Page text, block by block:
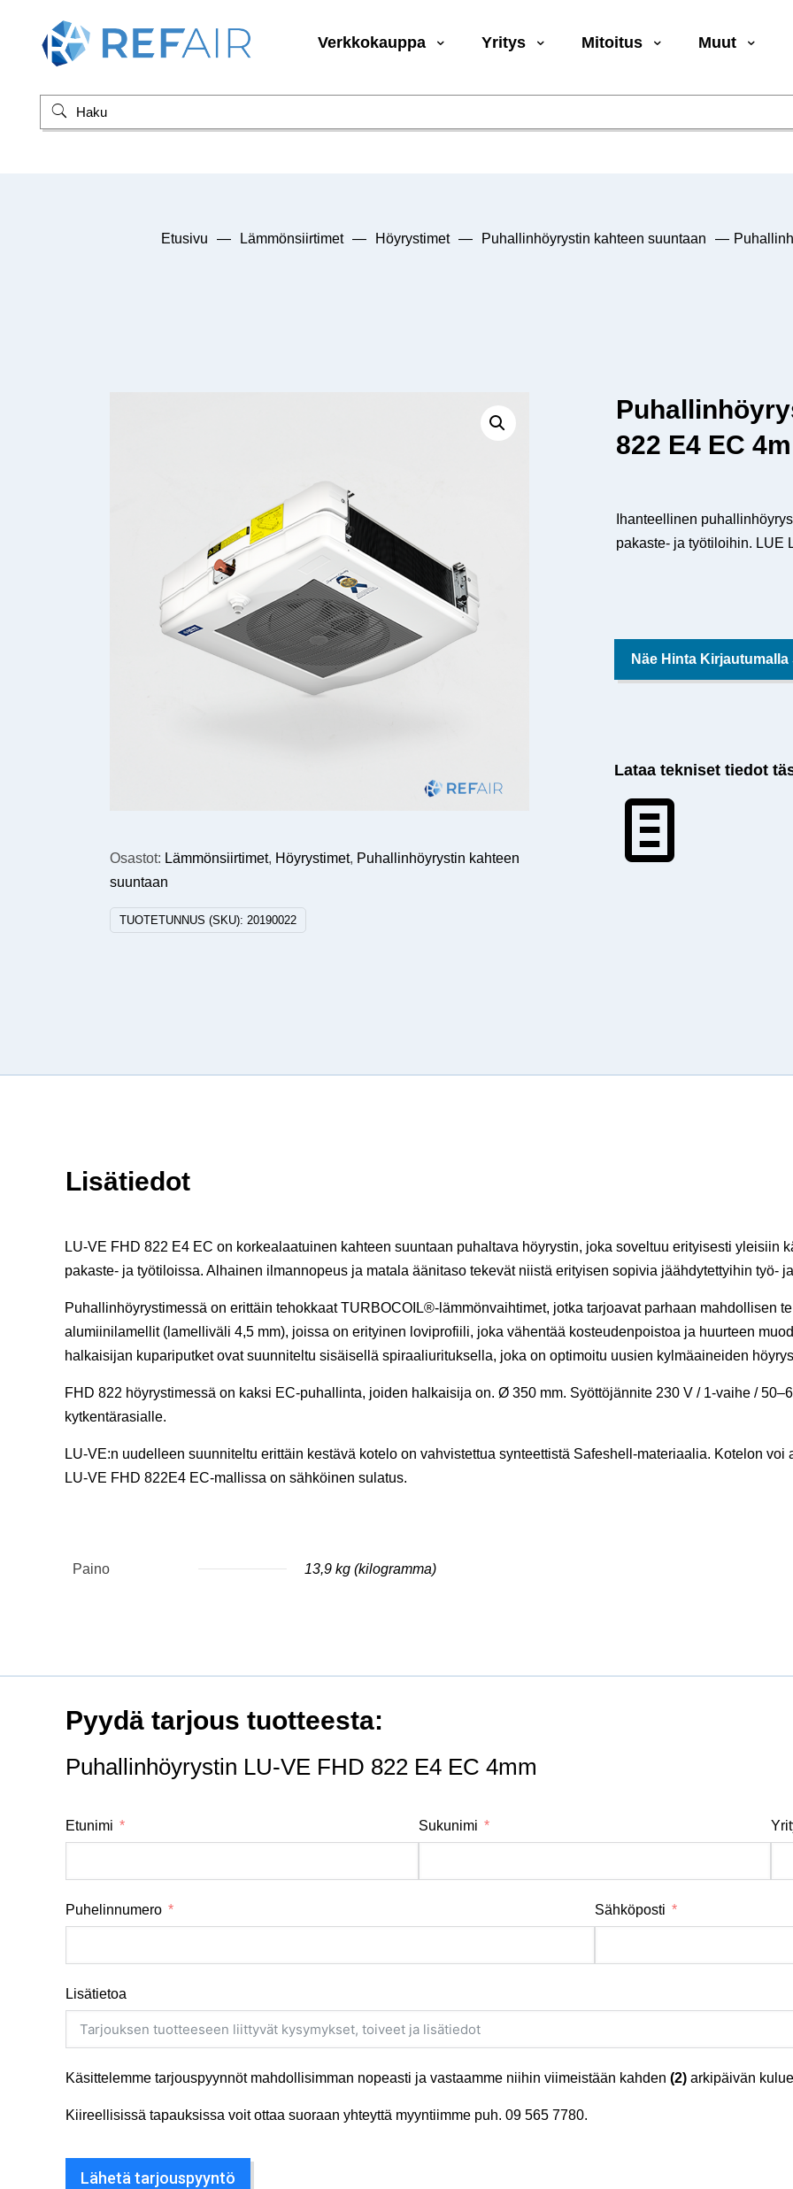
Verkkokauppa Yritys Mitoitus Muut
Etusivu — Lämmönsiirtimet — Höyrystimet — Puhallinhöyrystin kahteen suuntaan —
Osastot: Lämmönsiirtimet, Höyrystimet, Puhallinhöyrystin kahteen
suuntaan
TUOTETUNNUS (SKU):20190022
822 E4 EC
Ihanteellinen
pakaste- ja työtiloihin. LUE
Näe Hinta Kirjautumalla
Lataa tekniset tiedot
Lisätiedot
LU-VE FHD 822 E4 EC on korkealaatuinen kahteen suuntaan puhaltava höyrystin, joka soveltuu erityisesti yleisiin
pakaste- ja työtiloissa. Alhainen ilmannopeus ja matala äänitaso tekevät niistä erityisen sopivia jäähdytettyihin työ-
Puhallinhöyrystimessä on erittäin tehokkaat TURBOCOIL®-lämmönvaihtimet, jotka tarjoavat parhaan mahdollisen
alumiinilamellit (lamelliväli 4,5 mm), joissa on erityinen loviprofiili, joka vähentää kosteudenpoistoa ja huurteen
halkaisijan kupariputket ovat suunniteltu sisäisellä spiraaliurituksella, joka on optimoitu uusien kylmäaineiden
FHD 822 höyrystimessä on kaksi EC-puhallinta, joiden halkaisija on. Ø 350 mm. Syöttöjännite 230 V / 1-vaihe /
kytkentärasialle.
LU-VE:n uudelleen suunniteltu erittäin kestävä kotelo on vahvistettua synteettistä Safeshell-materiaalia. Kotelon
LU-VE FHD 822E4 EC-mallissa on sähköinen sulatus.
Paino 13,9 kg (kilogramma)
Pyydä tarjous tuotteesta:
Puhallinhöyrystin LU-VE FHD 822 E4 EC 4mm
Etunimi Sukunimi
Puhelinnumero Sähköposti
Lisätietoa
Käsittelemme tarjouspyynnöt mahdollisimman nopeasti ja vastaamme niihin viimeistään kahden (2) arkipäivän
Kiireellisissä tapauksissa voit ottaa suoraan yhteyttä myyntiimme puh. 09 565 7780.
Lähetä tarjouspyyntö